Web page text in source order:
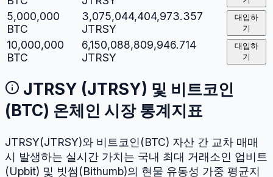
5,000,000
BTC
3,075,044,404,973.357
JTRSY
대입하
기
10,000,000
BTC
6,150,088,809,946.714
JTRSY
대입하
기
JTRSY (JTRSY) 및 비트코인
( BTC) 온체인 시장 통계지표
JTRSY(JTRSY)와 비트코인 (BTC) 자산 간 교차 매매
시 발생하는 실시간 가치는 국내 최대 거래소인 업비트
(Upbit) 및 빗썸(Bithumb)의 현물 유동성 가중 평균지